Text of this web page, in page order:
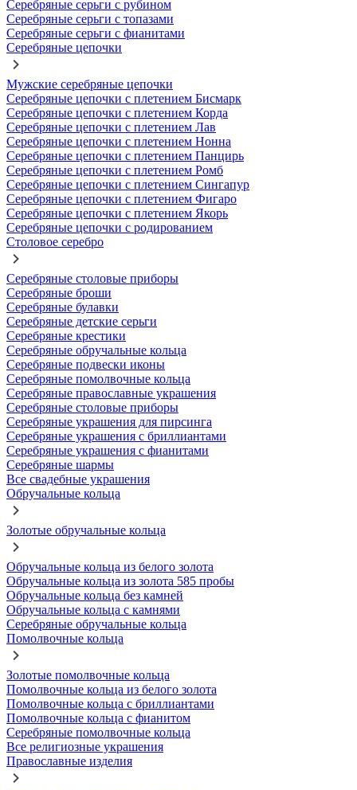
Серебряные серьги с рубином
Серебряные серьги с топазами
Серебряные серьги с фианитами
Серебряные цепочки
Мужские серебряные цепочки
Серебряные цепочки с плетением Бисмарк
Серебряные цепочки с плетением Корда
Серебряные цепочки с плетением Лав
Серебряные цепочки с плетением Нонна
Серебряные цепочки с плетением Панцирь
Серебряные цепочки с плетением Ромб
Серебряные цепочки с плетением Сингапур
Серебряные цепочки с плетением Фигаро
Серебряные цепочки с плетением Якорь
Серебряные цепочки с родированием
Столовое серебро
Серебряные столовые приборы
Серебряные броши
Серебряные булавки
Серебряные детские серьги
Серебряные крестики
Серебряные обручальные кольца
Серебряные подвески иконы
Серебряные помолвочные кольца
Серебряные православные украшения
Серебряные столовые приборы
Серебряные украшения для пирсинга
Серебряные украшения с бриллиантами
Серебряные украшения с фианитами
Серебряные шармы
Все свадебные украшения
Обручальные кольца
Золотые обручальные кольца
Обручальные кольца из белого золота
Обручальные кольца из золота 585 пробы
Обручальные кольца без камней
Обручальные кольца с камнями
Серебряные обручальные кольца
Помолвочные кольца
Золотые помолвочные кольца
Помолвочные кольца из белого золота
Помолвочные кольца с бриллиантами
Помолвочные кольца с фианитом
Серебряные помолвочные кольца
Все религиозные украшения
Православные изделия